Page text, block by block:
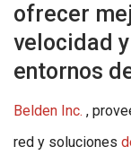
ofrecer
velocidad
entornos
Belden Inc. ,
red y soluciones